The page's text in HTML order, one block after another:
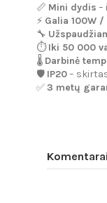
📏 Mini dydis –
⚡ Galia 100W /
🔧
⏱Iki 50 000
🌡 Darbinė
🛡 IP20–
✅3 metų